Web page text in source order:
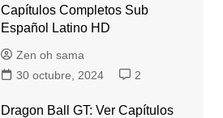
Capítulos Completos Sub
Español Latino HD
Zen oh sama
30 octubre, 2024
2
Dragon Ball GT: Ver Capítulos